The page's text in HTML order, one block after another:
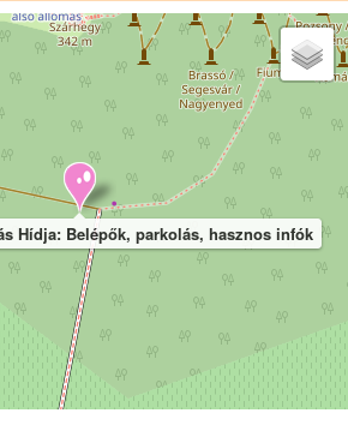
Hídja: Belépők, parkolás, hasznos infók